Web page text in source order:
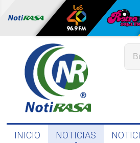
INICIO NOTICIAS